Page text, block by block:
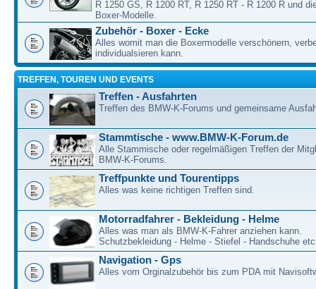
R 1250 GS, R 1200 RT, R 1250 RT - R 1200 R und
Boxer-Modelle.
Zubehör - Boxer - Ecke
Alles womit man die Boxermodelle verschönern,
individualsieren kann.
TREFFEN, TOUREN UND EVENTS
Treffen - Ausfahrten
Treffen des BMW-K-Forums und gemeinsame
Stammtische - www.BMW-K-Forum.de
Alle Stammische oder regelmäßigen Treffen der
BMW-K-Forums.
Treffpunkte und Tourentipps
Alles was keine richtigen Treffen sind.
Motorradfahrer - Bekleidung - Helme
Alles was man als BMW-K-Fahrer anziehen kann.
Schutzbekleidung - Helme - Stiefel - Handschuhe
Navigation - Gps
Alles vom Orginalzubehör bis zum PDA mit